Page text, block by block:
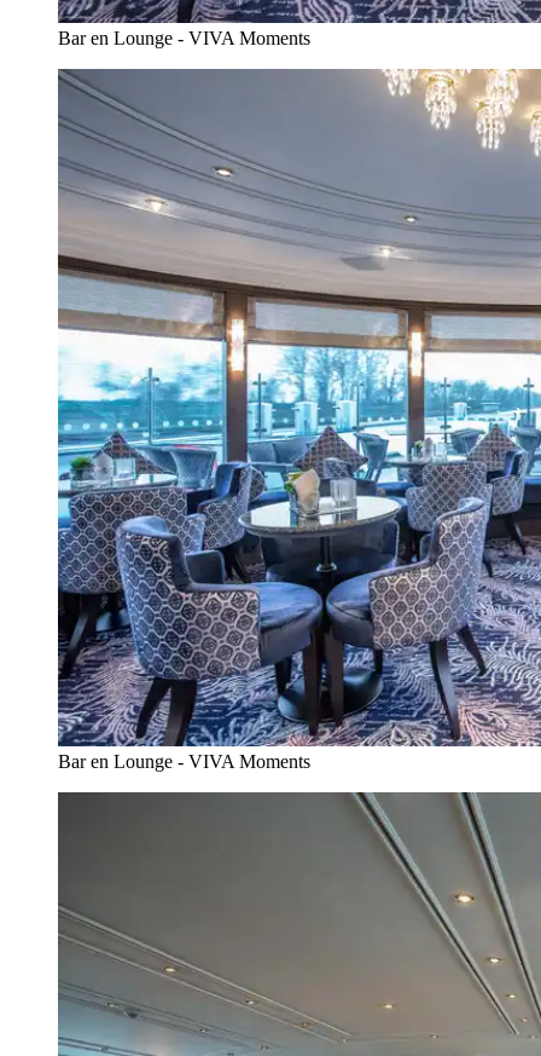
Bar en Lounge - VIVA Moments
Bar en Lounge - VIVA Moments